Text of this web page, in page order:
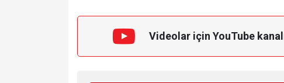
Videolar için YouTube